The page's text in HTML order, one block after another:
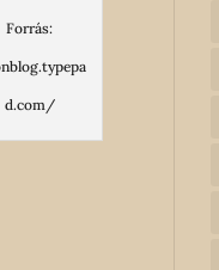
Forrás:
d.com/